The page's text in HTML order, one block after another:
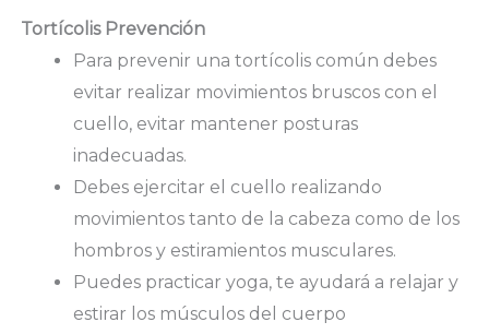
Tortícolis Prevención
Para prevenir una tortícolis común debes
evitar realizar movimientos bruscos con el
cuello, evitar mantener posturas
inadecuadas.
Debes ejercitar el cuello realizando
movimientos tanto de la cabeza como de los
hombros y estiramientos musculares.
Puedes practicar yoga, te ayudará a relajar y
estirar los músculos del cuerpo